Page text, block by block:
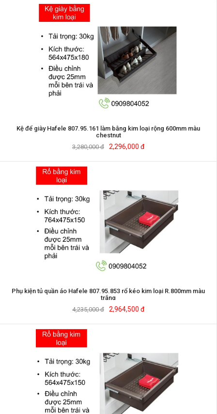
Kệ để giày Hafele 807.95.161 làm bằng kim loại rộng 600mm màu
chestnut
3,280,000 đ
2,296,000 đ
Phụ kiện tủ quần áo Hafele 807.95.853 rổ kéo kim loại R.800mm màu
trắng
4,235,000 đ
2,964,500 đ